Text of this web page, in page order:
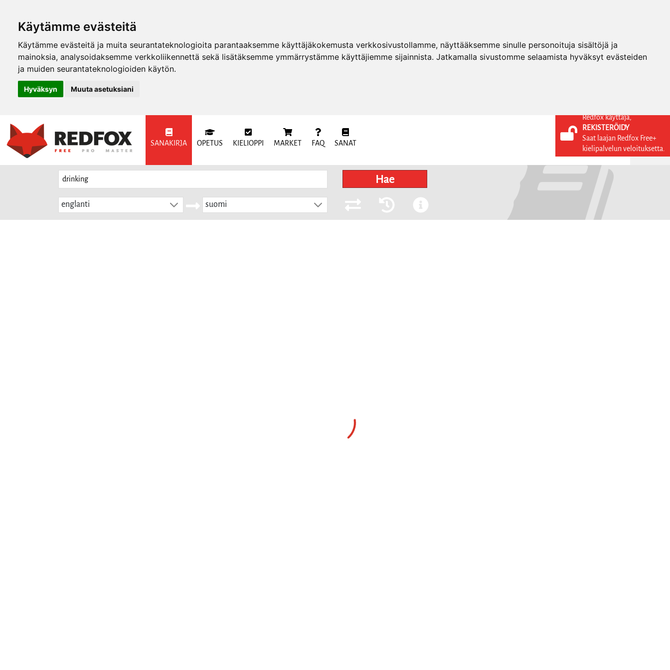
Käytämme evästeitä
Käytämme evästeitä ja muita seurantateknologioita parantaaksemme käyttäjäkokemusta verkkosivustollamme, näyttääksemme sinulle personoituja sisältöjä ja
mainoksia, analysoidaksemme verkkoliikennettä sekä lisätäksemme ymmärrystämme käyttäjiemme sijainnista. Jatkamalla sivustomme selaamista hyväksyt evästeiden
ja muiden seurantateknologioiden käytön.
Hyväksyn Muuta asetuksiani
SANAKIRJA OPETUS KIELIOPPI MARKET FAQ SANAT
KIRJAUDU SISÄÄN
REKISTERÖIDY
FI
Hae
englanti suomi
Redfox käyttäjä,
REKISTERÖIDY
Saat laajan Redfox Free+
kielipalvelun veloituksetta.